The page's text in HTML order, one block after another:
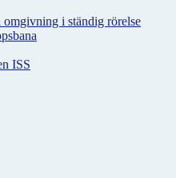
i ständig rörelse
ISS